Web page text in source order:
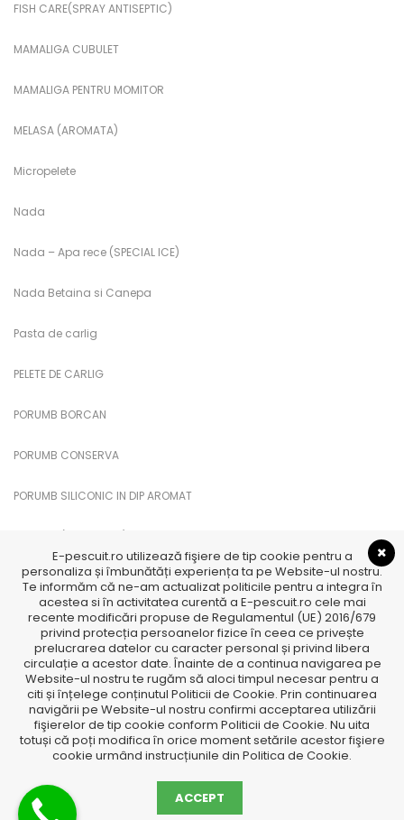
FISH CARE(SPRAY ANTISEPTIC)
MAMALIGA CUBULET
MAMALIGA PENTRU MOMITOR
MELASA (AROMATA)
Micropelete
Nada
Nada – Apa rece (SPECIAL ICE)
Nada Betaina si Canepa
Pasta de carlig
PELETE DE CARLIG
PORUMB BORCAN
PORUMB CONSERVA
PORUMB SILICONIC IN DIP AROMAT
SANDWICH PORUMB
TTX
TTX Feromoni
E-pescuit.ro utilizează fişiere de tip cookie pentru a
personaliza și îmbunătăți experiența ta pe Website-ul nostru.
Te informăm că ne-am actualizat politicile pentru a integra în
acestea si în activitatea curentă a E-pescuit.ro cele mai
recente modificări propuse de Regulamentul (UE) 2016/679
privind protecția persoanelor fizice în ceea ce privește
prelucrarea datelor cu caracter personal și privind libera
circulație a acestor date. Înainte de a continua navigarea pe
Website-ul nostru te rugăm să aloci timpul necesar pentru a
citi și înțelege conținutul Politicii de Cookie. Prin continuarea
navigării pe Website-ul nostru confirmi acceptarea utilizării
fişierelor de tip cookie conform Politicii de Cookie. Nu uita
totuși că poți modifica în orice moment setările acestor fişiere
cookie urmând instrucțiunile din Politica de Cookie.
ACCEPT